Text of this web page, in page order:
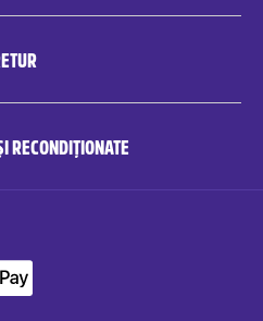
RECONDIȚIONATE